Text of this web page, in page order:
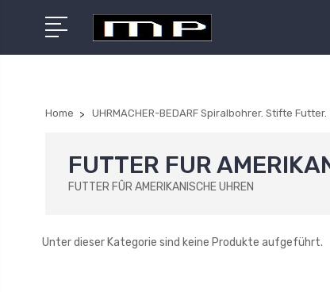
Home UHRMACHER-BEDARF Spiralbohrer. Stifte Futter.
FUTTER FUR
FUTTER FÛR AMERIKANISCHE UHREN
Unter dieser Kategorie sind keine Produkte aufgeführt.